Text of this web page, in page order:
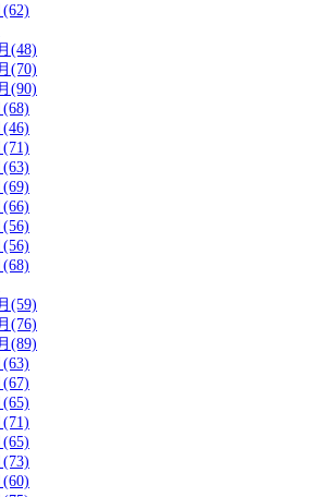
(62)
(48)
(70)
(90)
(68)
(46)
(71)
(63)
(69)
(66)
(56)
(56)
(68)
(59)
(76)
(89)
(63)
(67)
(65)
(71)
(65)
(73)
(60)